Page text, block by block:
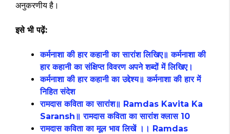
अनुकरणीय है।
इसे भी पढ़ें:
कर्मनाशा की हार कहानी का सारांश लिखिए॥ कर्मनाशा की
हार कहानी का संक्षिप्त विवरण अपने शब्दों में लिखिए।
कर्मनाशा की हार कहानी का उद्देश्य॥ कर्मनाशा की हार में
निहित संदेश
रामदास कविता का सारांश॥ Ramdas Kavita Ka
Saransh॥ रामदास कविता का सारांश क्लास 10
रामदास कविता का मूल भाव लिखें ।। Ramdas